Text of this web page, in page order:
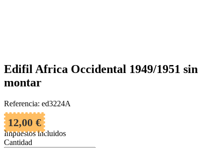
Edifil Africa Occidental 1949/1951 sin
montar
Referencia: ed3224A
12,00 €
Impuestos incluidos
Cantidad